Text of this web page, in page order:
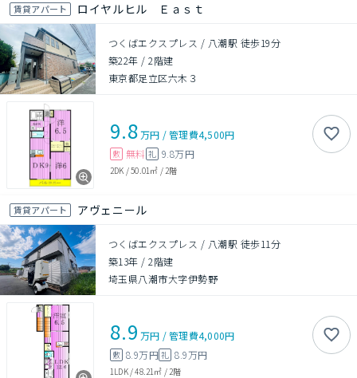
賃貸アパート ロイヤルヒル Ｅａｓｔ
つくばエクスプレス / 八潮駅 徒歩19分
築22年 /2階建
東京都足立区六木３
9.8万円 /管理費4,500円
敷 無料 礼 9.8万円
2DK /50.01㎡ / 2階
賃貸アパート アヴェニール
つくばエクスプレス / 八潮駅 徒歩11分
築13年 /2階建
埼玉県八潮市大字伊勢野
8.9 万円 /管理費4,000円
敷 8.9万円礼 8.9万円
1LDK/48.21㎡ / 2階